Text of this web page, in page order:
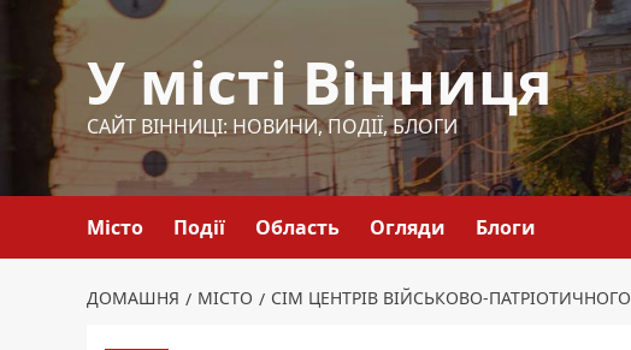
Перейти
У місті Вінниця
САЙТ ВІННИЦІ: НОВИНИ, ПОДІЇ, БЛОГИ
Місто Події Область Огляди Блоги
ДОМАШНЯ МІСТО СІМ ЦЕНТРІВ ВІЙСЬКОВО-